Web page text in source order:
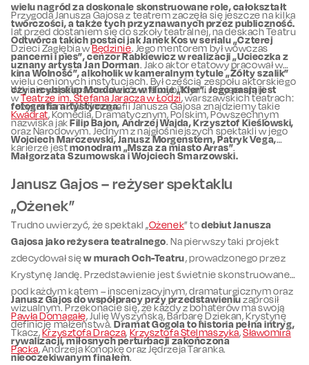
wielu nagród za doskonale skonstruowane role, całokształt
twórczości, a także tych przyznawanych przez publiczność.
Odtwórca takich postaci jak Janek Kos w serialu „Czterej
pancerni i pies”, cenzor Rabkiewicz w realizacji „Ucieczka z
kina Wolność”, alkoholik w kameralnym tytule „Żółty szalik”
czy arcybiskup Mordowicz w filmie „Kler”. Jego pasją jest
fotografia artystyczna.
Przygoda Janusza Gajosa z teatrem zaczęła się jeszcze na kilka
lat przed dostaniem się do szkoły teatralnej, na deskach Teatru
Dzieci Zagłębia wBędzinie. Jego mentorem był wówczas
uznany artysta Jan Dorman. Jako aktor etatowy pracował w
wielu cenionych instytucjach. Był częścią zespołu aktorskiego
wTeatrze im. Stefana Jaracza w Łodzi, warszawskich teatrach:
Kwadrat, Komedia, Dramatycznym, Polskim, Powszechnym
oraz Narodowym. Jednym z najgłośniejszych spektakli w jego
karierze jestmonodram „Msza za miasto Arras”.
W kinie współpracował z równie wybitnymi reżyserami i
reżyserkami. W filmografii Janusza Gajosa znajdziemy takie
nazwiska jakFilip Bajon, Andrzej Wajda, Krzysztof Kieślowski,
Wojciech Marczewski, Janusz Morgenstern, Patryk Vega,
Małgorzata Szumowska i Wojciech Smarzowski.
Janusz Gajos – reżyser spektaklu
„Ożenek”
Trudno uwierzyć, że spektakl „Ożenek” todebiut Janusza
Gajosa jako reżysera teatralnego. Na pierwszy taki projekt
zdecydował sięw murach Och-Teatru, prowadzonego przez
Krystynę Jandę. Przedstawienie jest świetnie skonstruowane
pod każdym kątem – inscenizacyjnym, dramaturgicznym oraz
wizualnym. Przekonacie się, że każdy z bohaterów ma swoją
definicję małżeństwa.Dramat Gogola to historia pełna intryg,
rywalizacji, miłosnych perturbacji zakończona
nieoczekiwanym finałem.
Janusz Gajos do współpracy przy przedstawieniuzaprosił
Pawła Domagałę, Julię Wyszyńską, Barbarę Dziekan, Krystynę
Tkacz,Krzysztofa Dracza, Krzysztofa Stelmaszyka,Sławomira
Packa, Andrzeja Konopkę oraz Jędrzeja Taranka.